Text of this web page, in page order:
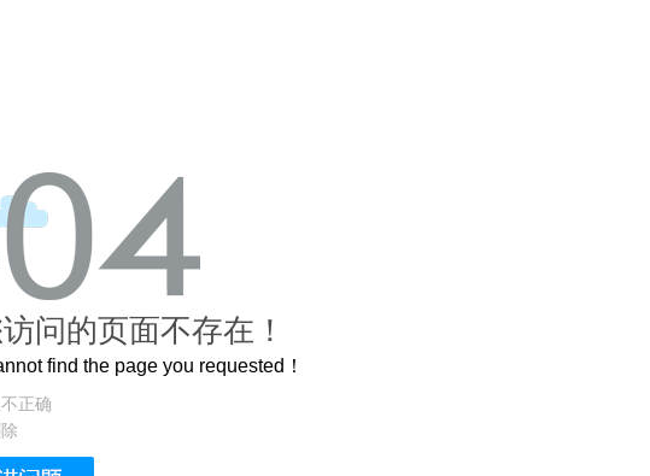
？
问的页面不存在！
find the page you requested！
正确